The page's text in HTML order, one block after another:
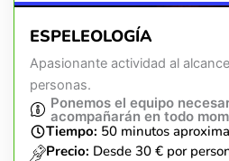
ESPELEOLOGÍA
Apasionante actividad al
personas.
Ponemos el equipo
acompañarán en todo
Tiempo: 50 minutos
Precio: Desde 30 € por